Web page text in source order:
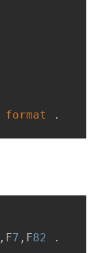
format .
,F7 ,F82 .